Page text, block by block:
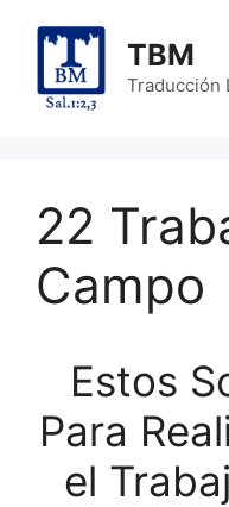
content
TBM
Traducción
22
Campo
Estos
Para
el